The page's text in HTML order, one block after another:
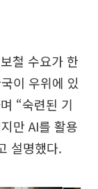
철 수요가 한
이 우위에 있
“숙련된 기
만 AI를 활용
설명했다.